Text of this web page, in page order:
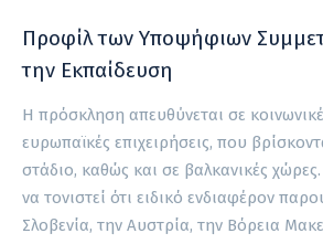
Προφίλ των Υποψήφιων
την Εκπαίδευση
Η πρόσκληση απευθύνεται σε
ευρωπαϊκές επιχειρήσεις, που
στάδιο, καθώς και σε βαλκανικές
να τονιστεί ότι ειδικό ενδιαφέρον
Σλοβενία, την Αυστρία, την Βόρεια